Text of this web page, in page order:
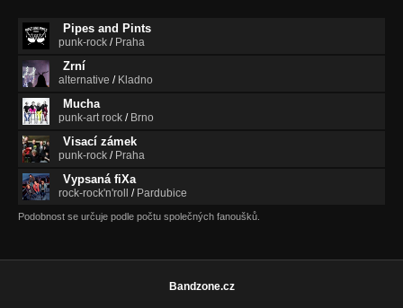
Pipes and Pints
punk-rock / Praha
Zrní
alternative / Kladno
Mucha
punk-art rock / Brno
Visací zámek
punk-rock / Praha
Vypsaná fiXa
rock-rock'n'roll / Pardubice
Podobnost se určuje podle počtu společných fanoušků.
Bandzone.cz